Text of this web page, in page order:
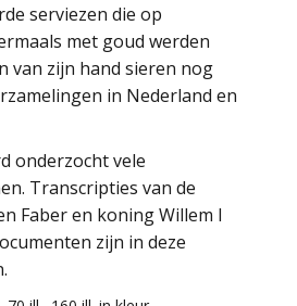
serviezen die op
met goud werden
van zijn hand sieren nog
in Nederland en
onderzocht vele
Transcripties van de
Faber en koning Willem I
zijn in deze